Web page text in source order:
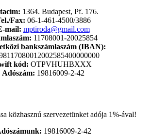
1364. Budapest, Pf. 176.
Fax: 06-1-461-4500/3886
mail: mptiroda@gmail.com
11708001-20025854
bankszámlaszám (IBAN):
kód: OTPVHUHBXXX
Adószám: 19816009-2-42
közhasznú szervezetünket adója 1%-ával!
19816009-2-42